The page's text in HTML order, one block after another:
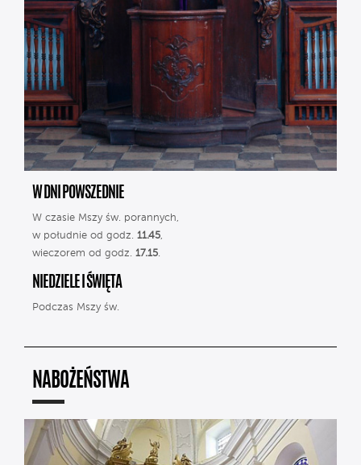
W DNI POWSZEDNIE
W czasie Mszy św. porannych,
w południe od godz. 11.45,
wieczorem od godz. 17.15.
NIEDZIELE I ŚWIĘTA
Podczas Mszy św.
NABOŻEŃSTWA